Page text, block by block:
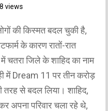
views
की किस्मत बदल चुकी है,
के कारण रातों-रात
चतरा जिले के शाहिद का नाम
में Dream 11 पर तीन करोड़
तरह से बदल लिया। शाहिद,
अपना परिवार चला रहे थे,